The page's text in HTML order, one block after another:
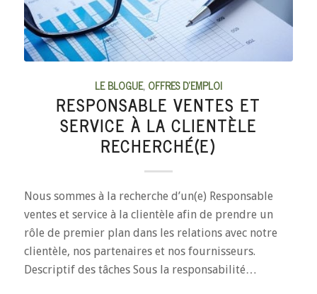
LE BLOGUE, OFFRES D'EMPLOI
RESPONSABLE VENTES ET
SERVICE À LA CLIENTÈLE
RECHERCHÉ(E)
Nous sommes à la recherche d’un(e) Responsable
ventes et service à la clientèle afin de prendre un
rôle de premier plan dans les relations avec notre
clientèle, nos partenaires et nos fournisseurs.
Descriptif des tâches Sous la responsabilité…